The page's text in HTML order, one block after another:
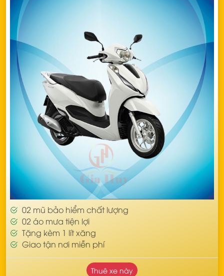
02 mũ bảo hiểm chất lượng
02 áo mưa tiện lợi
Tặng kèm 1 lít xăng
Giao tận nơi miễn phí
Thuê xe này